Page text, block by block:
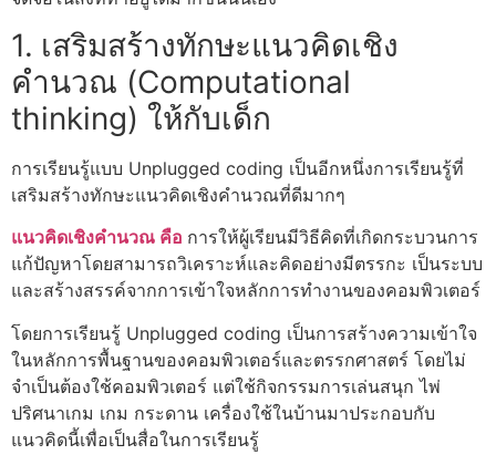
1. เสริมสร้างทักษะแนวคิดเชิง
คำนวณ (Computational
thinking) ให้กับเด็ก
การเรียนรู้แบบ Unplugged coding เป็นอีกหนึ่งการเรียนรู้ที่
เสริมสร้างทักษะแนวคิดเชิงคำนวณที่ดีมากๆ
แนวคิดเชิงคำนวณ คือ การให้ผู้เรียนมีวิธีคิดที่เกิดกระบวนการ
แก้ปัญหาโดยสามารถวิเคราะห์และคิดอย่างมีตรรกะ เป็นระบบ
และสร้างสรรค์จากการเข้าใจหลักการทำงานของคอมพิวเตอร์
โดยการเรียนรู้ Unplugged coding เป็นการสร้างความเข้าใจ
ในหลักการพื้นฐานของคอมพิวเตอร์และตรรกศาสตร์ โดยไม่
จำเป็นต้องใช้คอมพิวเตอร์ แต่ใช้กิจกรรมการเล่นสนุก ไพ่
ปริศนาเกม เกม กระดาน เครื่องใช้ในบ้านมาประกอบกับ
แนวคิดนี้เพื่อเป็นสื่อในการเรียนรู้